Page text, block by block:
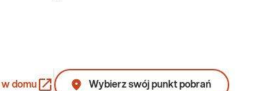
domu Wybierz swój punkt pobrań